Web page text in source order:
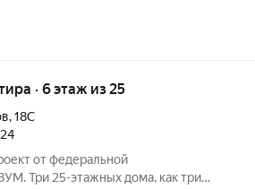
· 6 этаж из 25
,18С
Три 25-этажных дома, как три